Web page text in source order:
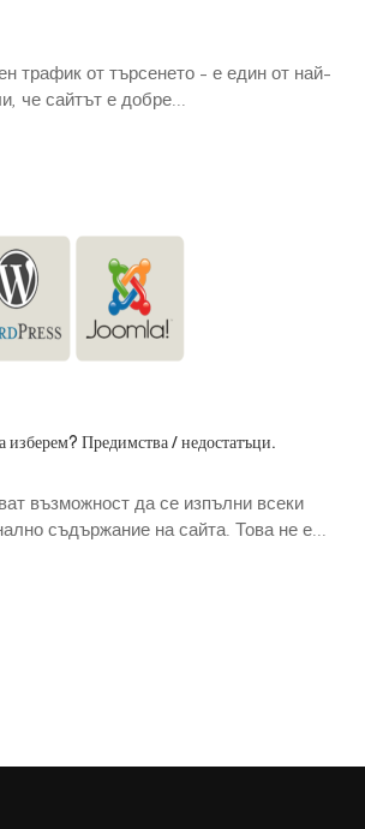
трафик от търсенето - е един от най-
че сайтът е добре...
изберем? Предимства / недостатъци.
възможност да се изпълни всеки
съдържание на сайта. Това не е...